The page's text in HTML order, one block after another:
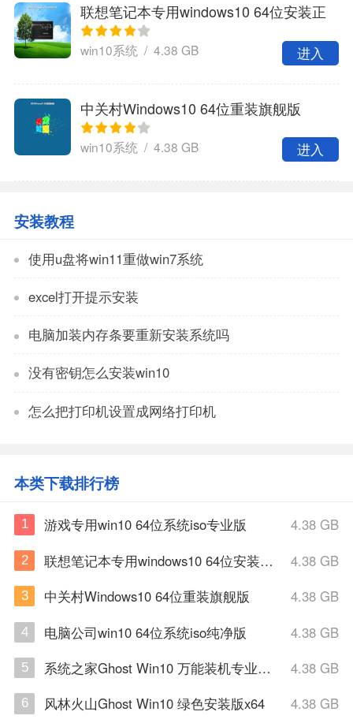
联想笔记本专用windows10 64位安装正
式版
win10系统 / 4.38 GB 进入
中关村Windows10 64位重装旗舰版
win10系统 / 4.38 GB 进入
安装教程
使用u盘将win11重做win7系统
excel打开提示安装
电脑加装内存条要重新安装系统吗
没有密钥怎么安装win10
怎么把打印机设置成网络打印机
本类下载排行榜
1 游戏专用win10 64位系统iso专业版 4.38 GB
2 联想笔记本专用windows10 64位安装正式版 4.38 GB
3 中关村Windows10 64位重装旗舰版 4.38 GB
4 电脑公司win10 64位系统iso纯净版 4.38 GB
5 系统之家Ghost Win10 万能装机专业版x64 4.38 GB
6 风林火山Ghost Win10 绿色安装版x64 4.38 GB